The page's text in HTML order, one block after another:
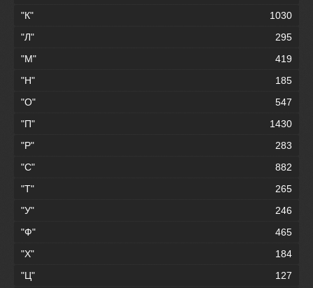
"К"
1030
"Л"
295
"М"
419
"Н"
185
"О"
547
"П"
1430
"Р"
283
"С"
882
"Т"
265
"У"
246
"Ф"
465
"Х"
184
"Ц"
127